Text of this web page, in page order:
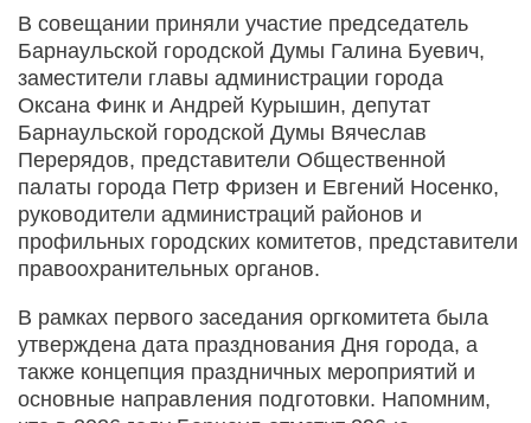
В совещании приняли участие председатель
Барнаульской городской Думы Галина Буевич,
заместители главы администрации города
Оксана Финк и Андрей Курышин, депутат
Барнаульской городской Думы Вячеслав
Перерядов, представители Общественной
палаты города Петр Фризен и Евгений Носенко,
руководители администраций районов и
профильных городских комитетов, представители
правоохранительных органов.
В рамках первого заседания оргкомитета была
утверждена дата празднования Дня города, а
также концепция праздничных мероприятий и
основные направления подготовки. Напомним,